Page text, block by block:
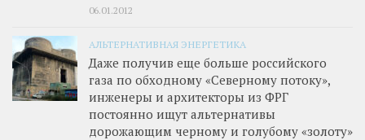
06.01.2012
АЛЬТЕРНАТИВНАЯ ЭНЕРГЕТИКА
Даже получив еще больше российского
газа по обходному «Северному потоку»,
инженеры и архитекторы из ФРГ
постоянно ищут альтернативы
дорожающим черному и голубому «золоту»